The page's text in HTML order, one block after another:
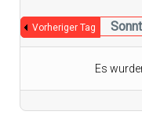
Vorheriger Tag
Es